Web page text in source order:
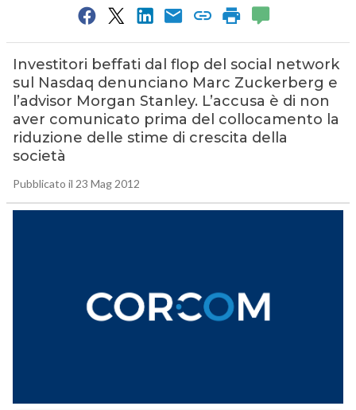
Investitori beffati dal flop del social network
sul Nasdaq denunciano Marc Zuckerberg e
l’advisor Morgan Stanley. L’accusa è di non
aver comunicato prima del collocamento la
riduzione delle stime di crescita della
società
Pubblicato il 23 Mag 2012